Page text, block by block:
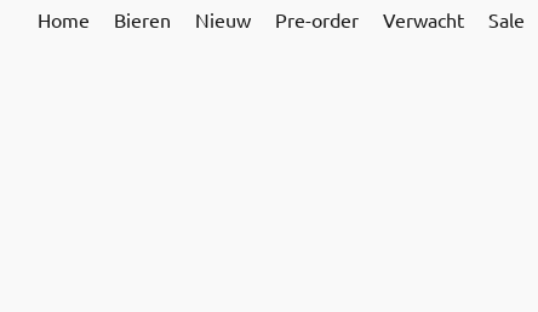
Home Bieren Nieuw Pre-order Verwacht Sale